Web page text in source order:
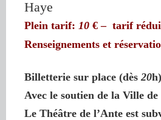
Haye
Plein tarif: 10 € – tarif
Renseignements et
Billetterie sur place (dès20h)
Avec le soutien de la Ville
Le Théâtre de l’Ante est